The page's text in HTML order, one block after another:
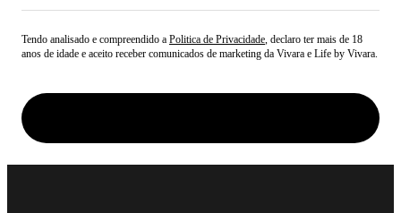
Tendo analisado e compreendido a Politica de Privacidade, declaro ter mais de 18
anos de idade e aceito receber comunicados de marketing da Vivara e Life by Vivara.